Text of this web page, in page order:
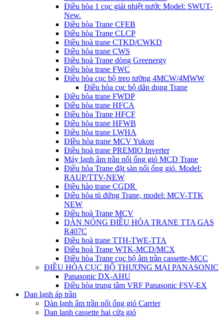
Điều hòa 1 cục giải nhiệt nước Model: SWUT-
New.
Điều hòa Trane CFEB
Điều hòa Trane CLCP
Điều hoà trane CTKD/CWKD
Điều hòa trane CWS
Điều hoà Trane dòng Greenergy
Điều hòa trane FWC
Điều hòa cục bộ treo tường 4MCW/4MWW
Điều hòa cục bộ dân dụng Trane
Điều hòa trane FWDP
Điều hòa trane HFCA
Điều hòa Trane HFCF
Điều hòa trane HFWB
Điều hòa trane LWHA
ĐIều hòa trane MCV Yukon
Điều hoà trane PREMIO Inverter
Máy lạnh âm trần nối ống gió MCD Trane
Điều hòa Trane đặt sàn nối ống gió. Model:
RAUP/TTV-NEW
Điều hào trane CGDR
Điều hòa tủ đứng Trane, model: MCV-TTK
NEW
Điều hoà Trane MCV
DÀN NÓNG ĐIỀU HÒA TRANE TTA GAS
R407C
Điều hoà trane TTH-TWE-TTA
Điều hoà Trane WTK-MCD/MCX
Điều hòa Trane cục bộ âm trần cassette-MCC
ĐIỀU HÒA CỤC BỘ THƯƠNG MẠI PANASONIC
Panasonic DX-AHU
Điều hòa trung tâm VRF Panasonic FSV-EX
Dan lạnh áp trần
Dàn lạnh âm trần nối ống gió Carrier
Dan lanh cassette hai cửa gió